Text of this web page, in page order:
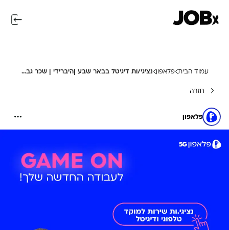
עמוד הבית פלאפון נציגי/ות דיגיטל בבאר שבע |היברידי | שכר גבוה!
חזרה
פלאפון